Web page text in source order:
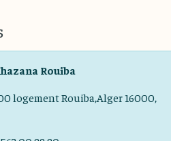
Rouiba
logement Rouiba,Alger 16000,